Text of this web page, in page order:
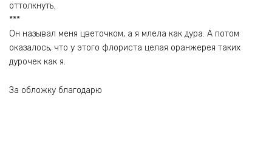
оттолкнуть.
***
Он называл меня цветочком, а я млела как дура. А потом
оказалось, что у этого флориста целая оранжерея таких
дурочек как я.
За обложку благодарю